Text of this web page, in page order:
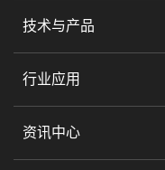
技术与产品
行业应用
资讯中心